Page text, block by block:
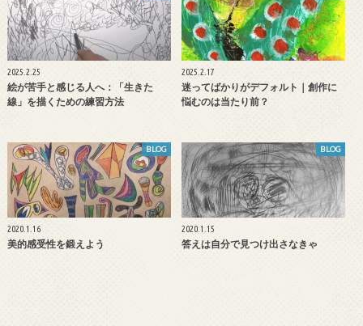
2025.2.25
絵が苦手と感じる人へ：「生きた
線」を描くための練習方法
2025.2.17
迷ってばかりがデフォルト｜創作に
悩むのは当たり前？
BLOG
2020.1.16
美的感受性を鍛えよう
BLOG
2020.1.15
答えは自分で見つけ出さなきゃ